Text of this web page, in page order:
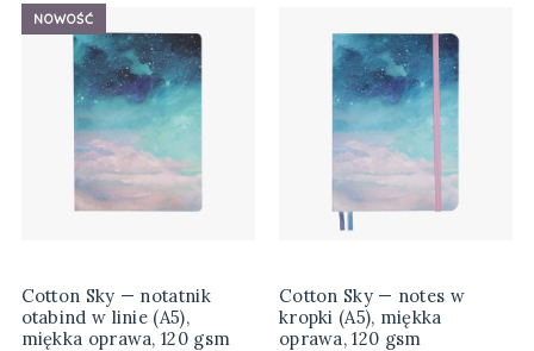
Cotton Sky — notatnik
otabind w linie (A5),
miękka oprawa, 120 gsm
NOWOŚĆ
Cotton Sky — notes w
kropki (A5), miękka
oprawa, 120 gsm